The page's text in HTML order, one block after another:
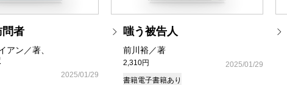
問者
アン／著、
2025/01/29
嗤う被告人
前川裕／著
2,310円
2025/01/29
書籍電子書籍あり